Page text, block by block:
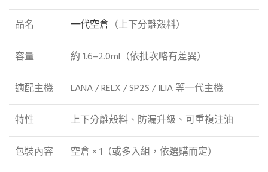
品名 一代空倉 （上下分離殼料）
容量 約 1.6–2.0ml（依批次略有差異）
適配主機 LANA / RELX / SP2S / ILIA 等一代主機
特性 上下分離殼料、防漏升級、可重複注油
包裝內容 空倉 × 1（或多入組，依選購而定）